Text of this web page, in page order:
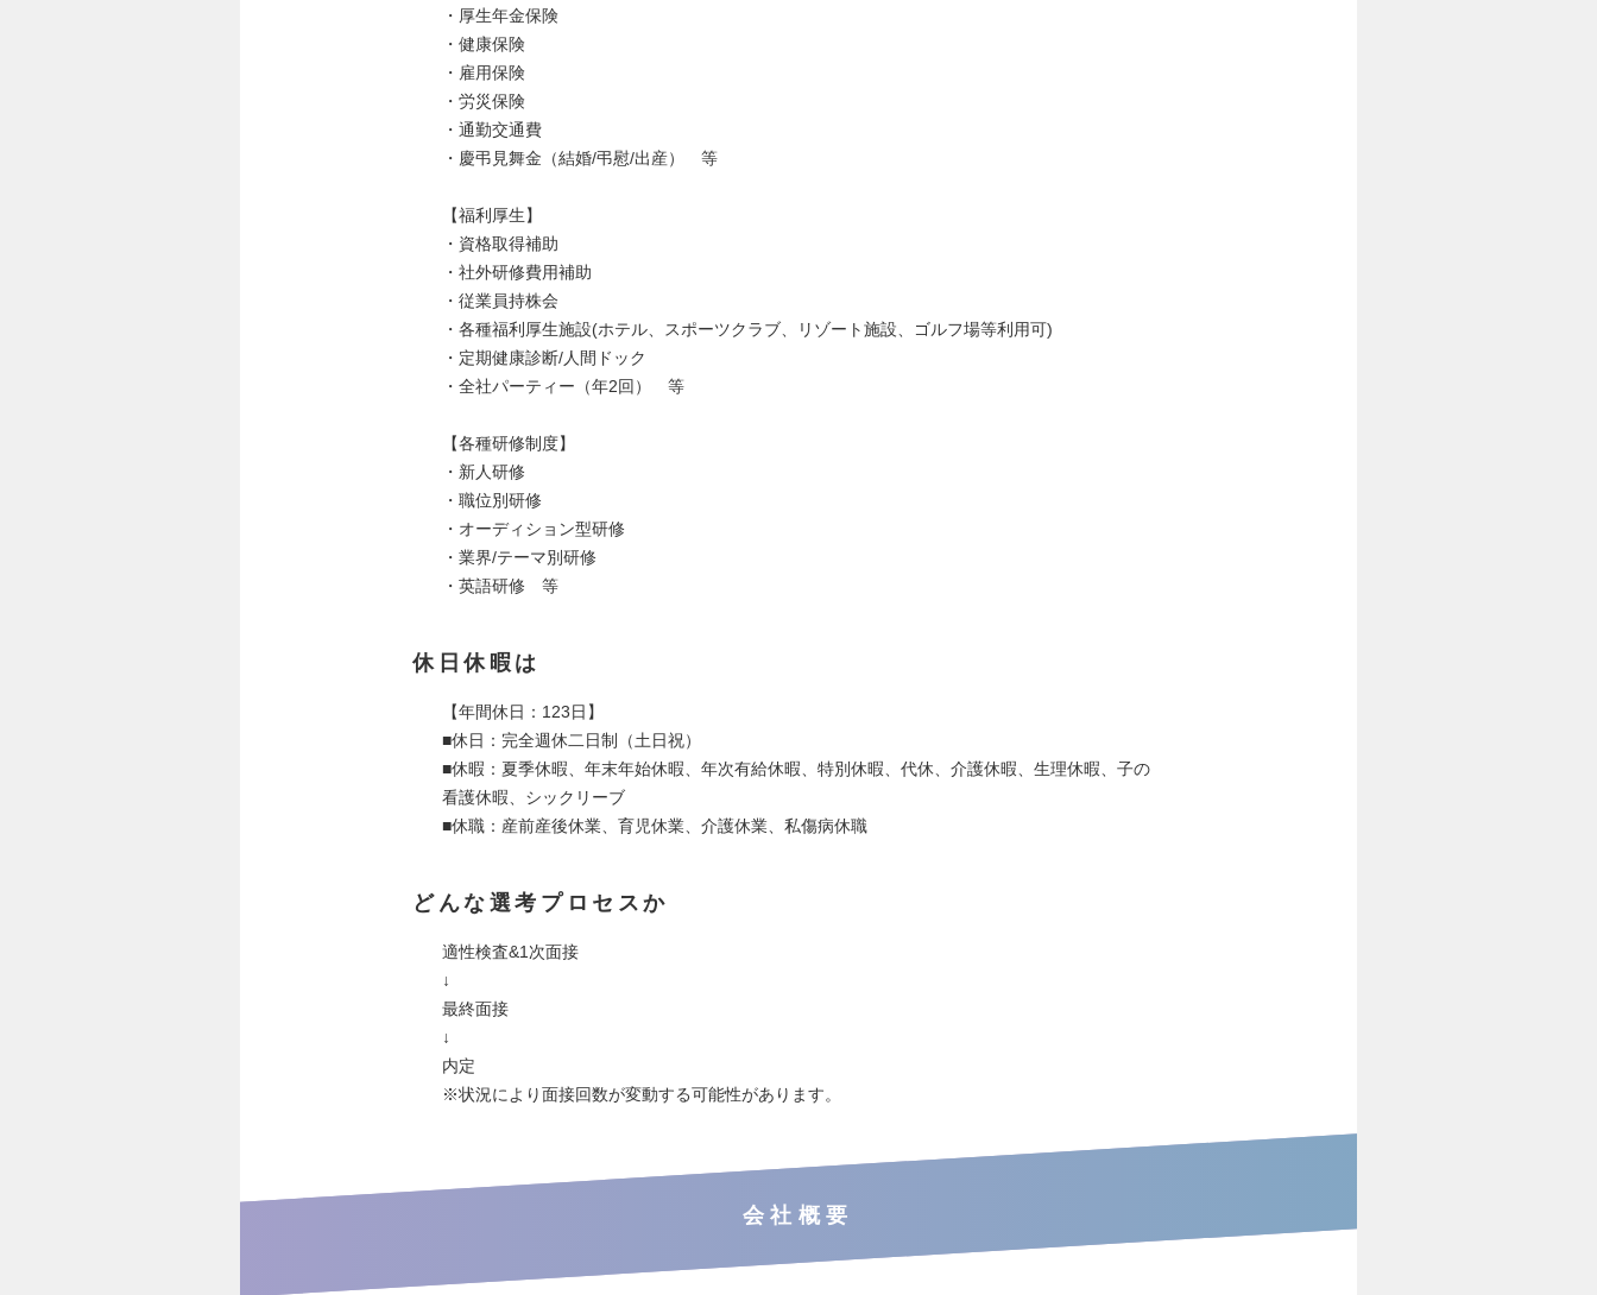
・厚生年金保険
・健康保険
・雇用保険
・労災保険
・通勤交通費
・慶弔見舞金（結婚/弔慰/出産） 等
【福利厚生】
・資格取得補助
・社外研修費用補助
・従業員持株会
・各種福利厚生施設(ホテル、スポーツクラブ、リゾート施設、ゴルフ場等利用可)
・定期健康診断/人間ドック
・全社パーティー（年2回） 等
【各種研修制度】
・新人研修
・職位別研修
・オーディション型研修
・業界/テーマ別研修
・英語研修 等
休日休暇は
【年間休日：123日】
■休日：完全週休二日制（土日祝）
■休暇：夏季休暇、年末年始休暇、年次有給休暇、特別休暇、代休、介護休暇、生理休暇、子の
看護休暇、シックリーブ
■休職：産前産後休業、育児休業、介護休業、私傷病休職
どんな選考プロセスか
適性検査&1次面接
↓
最終面接
↓
内定
※状況により面接回数が変動する可能性があります。
会社概要